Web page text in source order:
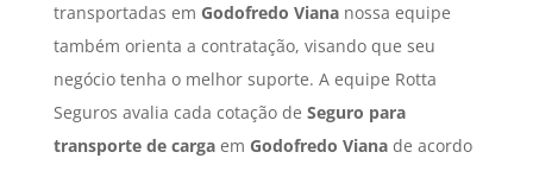
transportadas em Godofredo Viananossa equipe
também orienta a contratação, visando que seu
negócio tenha o melhor suporte. A equipe Rotta
Seguros avalia cada cotação de Seguro para
transporte de cargaem Godofredo Vianade acordo